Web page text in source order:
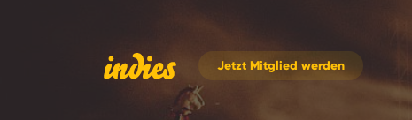
Jetzt Mitglied werden